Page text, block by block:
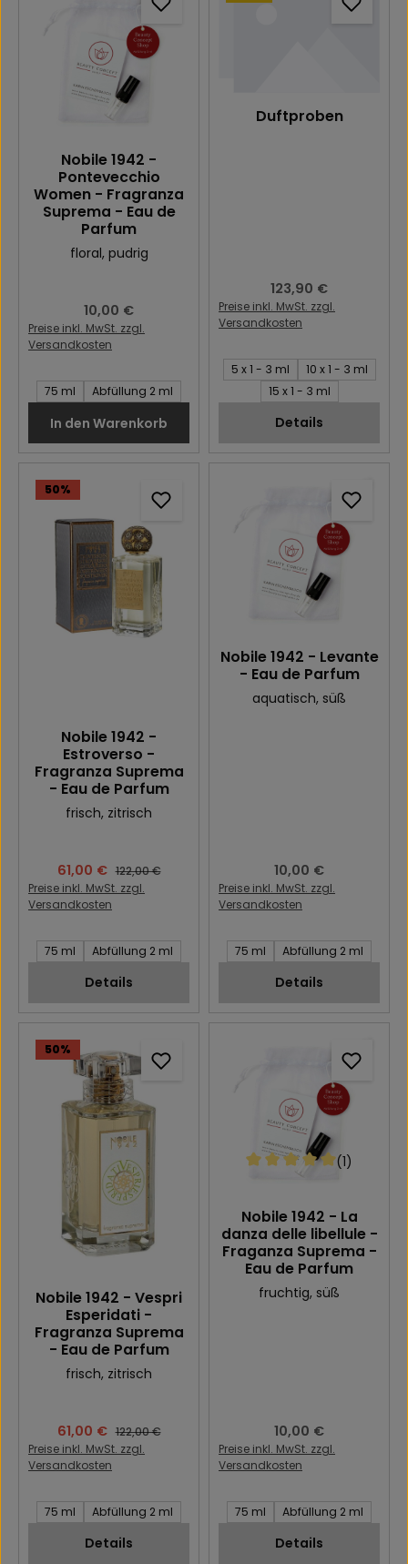
Nobile 1942 -
Pontevecchio
Women - Fragranza
Suprema - Eau de
Parfum
floral, pudrig
Regulärer Preis:
10,00 €
Preise inkl. MwSt. zzgl.
Versandkosten
Inhalt des Artikel:
75 ml Abfüllung 2 ml
In den Warenkorb
Duftproben
Regulärer Preis:
123,90 €
Preise inkl. MwSt. zzgl.
Versandkosten
Stück:
5 x 1 - 3 ml
10 x 1 - 3 ml
15 x 1 - 3 ml
Details
50%
Nobile 1942 -
Estroverso -
Fragranza Suprema
- Eau de Parfum
frisch, zitrisch
Verkaufspreis:
61,00 € Regulärer Preis:
122,00 €
Preise inkl. MwSt. zzgl.
Versandkosten
Inhalt des Artikel:
75 ml Abfüllung 2 ml
Details
Nobile 1942 - Levante
- Eau de Parfum
aquatisch, süß
Regulärer Preis:
10,00 €
Preise inkl. MwSt. zzgl.
Versandkosten
Inhalt des Artikel:
75 ml Abfüllung 2 ml
Details
50%
Nobile 1942 - Vespri
Esperidati -
Fragranza Suprema
- Eau de Parfum
frisch, zitrisch
Verkaufspreis:
61,00 € Regulärer Preis:
122,00 €
Preise inkl. MwSt. zzgl.
Versandkosten
Inhalt des Artikel:
75 ml Abfüllung 2 ml
Details
Durchschnittliche
(1)
Nobile 1942 - La
danza delle libellule -
Fraganza Suprema -
Eau de Parfum
fruchtig, süß
Regulärer Preis:
10,00 €
Preise inkl. MwSt. zzgl.
Versandkosten
Inhalt des Artikel:
75 ml Abfüllung 2 ml
Details